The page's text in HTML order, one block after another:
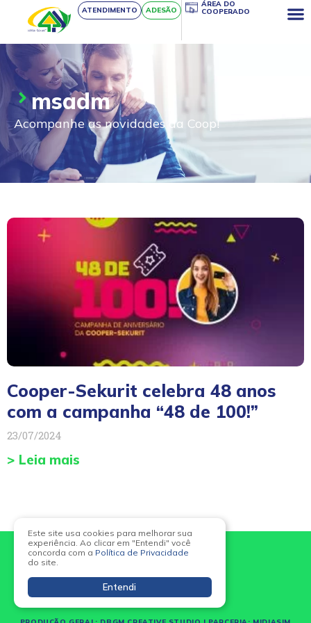
ATENDIMENTO ADESÃO
ÁREA DO
COOPERADO
msadm
Acompanhe as novidades da Coop!
Cooper-Sekurit celebra 48 anos
com a campanha “48 de 100!”
23/07/2024
> Leia mais
Este site usa cookies para melhorar sua
experiência. Ao clicar em "Entendi" você
concorda com a Política de Privacidade
do site.
Entendi